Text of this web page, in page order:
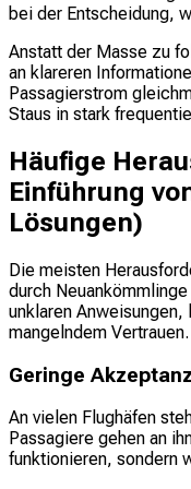
bei der Entscheidung,
Anstatt der Masse zu
an klareren
Passagierstrom
Staus in stark
Häufige
Einführung
Lösungen)
Die meisten
durch
unklaren
mangelndem Vertrauen.
Geringe
An vielen Flughäfen
Passagiere gehen an
funktionieren, sondern